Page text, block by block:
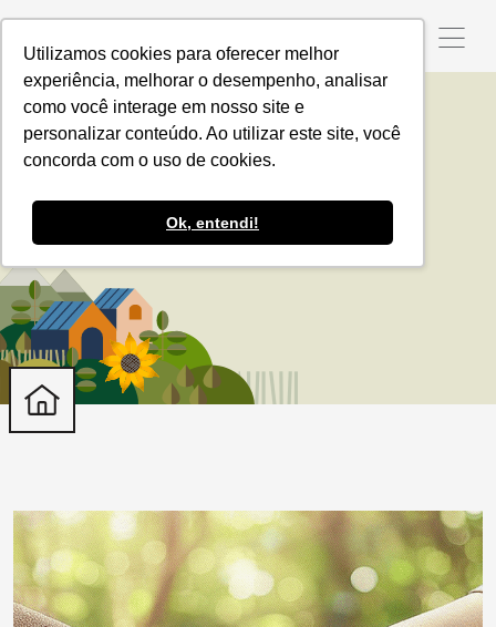
Utilizamos cookies para oferecer melhor
experiência, melhorar o desempenho, analisar
como você interage em nosso site e
personalizar conteúdo. Ao utilizar este site, você
concorda com o uso de cookies.
Ok, entendi!
Portal